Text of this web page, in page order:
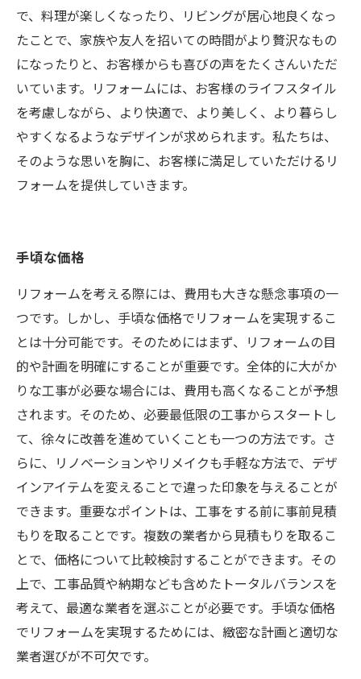
で、料理が楽しくなったり、リビングが居心地良くなっ
たことで、家族や友人を招いての時間がより贅沢なもの
になったりと、お客様からも喜びの声をたくさんいただ
いています。リフォームには、お客様のライフスタイル
を考慮しながら、より快適で、より美しく、より暮らし
やすくなるようなデザインが求められます。私たちは、
そのような思いを胸に、お客様に満足していただけるリ
フォームを提供していきます。
手頃な価格
リフォームを考える際には、費用も大きな懸念事項の一
つです。しかし、手頃な価格でリフォームを実現するこ
とは十分可能です。そのためにはまず、リフォームの目
的や計画を明確にすることが重要です。全体的に大がか
りな工事が必要な場合には、費用も高くなることが予想
されます。そのため、必要最低限の工事からスタートし
て、徐々に改善を進めていくことも一つの方法です。さ
らに、リノベーションやリメイクも手軽な方法で、デザ
インアイテムを変えることで違った印象を与えることが
できます。重要なポイントは、工事をする前に事前見積
もりを取ることです。複数の業者から見積もりを取るこ
とで、価格について比較検討することができます。その
上で、工事品質や納期なども含めたトータルバランスを
考えて、最適な業者を選ぶことが必要です。手頃な価格
でリフォームを実現するためには、緻密な計画と適切な
業者選びが不可欠です。